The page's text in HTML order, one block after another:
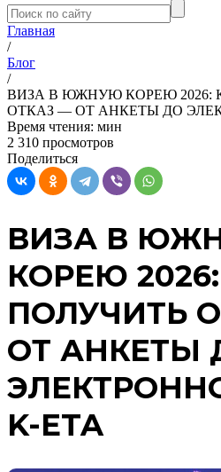
Главная
/
Блог
/
ВИЗА В ЮЖНУЮ КОРЕЮ 2026:
ОТКАЗ — ОТ АНКЕТЫ ДО
Время чтения: мин
2 310 просмотров
Поделиться
ВИЗА В
КОРЕЮ
ПОЛУЧИТЬ
ОТ АНКЕТЫ
K-ETA